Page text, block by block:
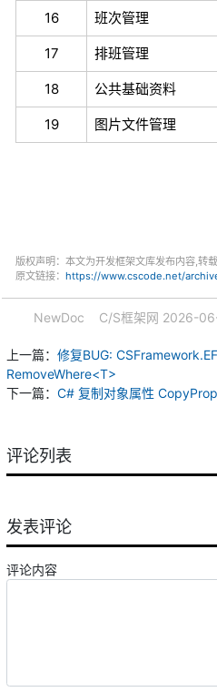
16 班次管理
17 排班管理
18 公共基础资料
19 图片文件管理
版权声明：本文为开发框架文库发布内容,转
原文链接： https://www.cscode.net/
NewDoc C/S框架网 2026-
上一篇： 修复BUG:
RemoveWhere<T>
下一篇： C# 复制对象属性
评论列表
发表评论
评论内容